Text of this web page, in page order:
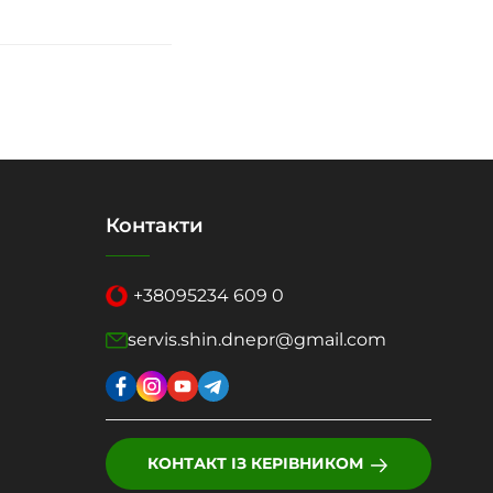
Контакти
+38095234 609 0
servis.shin.dnepr@gmail.com
КОНТАКТ ІЗ КЕРІВНИКОМ